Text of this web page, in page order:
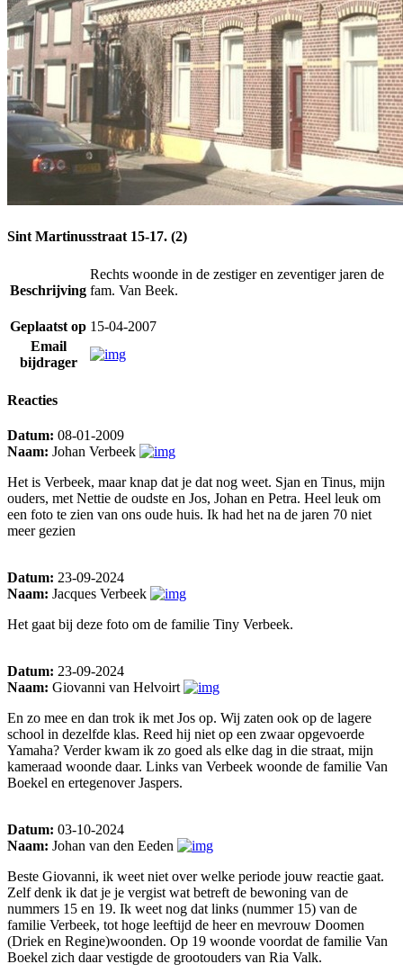
Sint Martinusstraat 15-17. (2)
Beschrijving
Rechts woonde in de zestiger en zeventiger jaren de
fam. Van Beek.
Geplaatst op 15-04-2007
Email
bijdrager
Reacties
Datum: 08-01-2009
Naam: Johan Verbeek
Het is Verbeek, maar knap dat je dat nog weet. Sjan en Tinus, mijn
ouders, met Nettie de oudste en Jos, Johan en Petra. Heel leuk om
een foto te zien van ons oude huis. Ik had het na de jaren 70 niet
meer gezien
Datum: 23-09-2024
Naam: Jacques Verbeek
Het gaat bij deze foto om de familie Tiny Verbeek.
Datum: 23-09-2024
Naam: Giovanni van Helvoirt
En zo mee en dan trok ik met Jos op. Wij zaten ook op de lagere
school in dezelfde klas. Reed hij niet op een zwaar opgevoerde
Yamaha? Verder kwam ik zo goed als elke dag in die straat, mijn
kameraad woonde daar. Links van Verbeek woonde de familie Van
Boekel en ertegenover Jaspers.
Datum: 03-10-2024
Naam: Johan van den Eeden
Beste Giovanni, ik weet niet over welke periode jouw reactie gaat.
Zelf denk ik dat je je vergist wat betreft de bewoning van de
nummers 15 en 19. Ik weet nog dat links (nummer 15) van de
familie Verbeek, tot hoge leeftijd de heer en mevrouw Doomen
(Driek en Regine)woonden. Op 19 woonde voordat de familie Van
Boekel zich daar vestigde de grootouders van Ria Valk.